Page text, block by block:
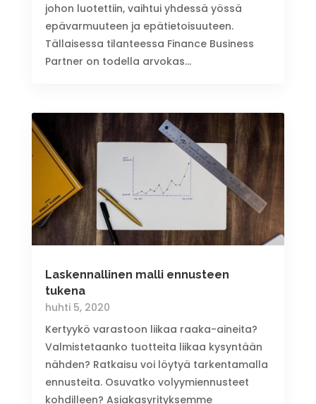
johon luotettiin, vaihtui yhdessä yössä
epävarmuuteen ja epätietoisuuteen.
Tällaisessa tilanteessa Finance Business
Partner on todella arvokas...
Laskennallinen malli ennusteen
tukena
huhti 5, 2020
Kertyykö varastoon liikaa raaka-aineita?
Valmistetaanko tuotteita liikaa kysyntään
nähden? Ratkaisu voi löytyä tarkentamalla
ennusteita. Osuvatko volyymiennusteet
kohdilleen? Asiakasyrityksemme